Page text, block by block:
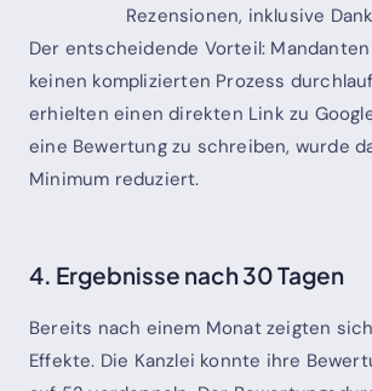
Rezensionen, inklusive
Der entscheidende Vorteil:
keinen komplizierten Prozess
erhielten einen direkten Link zu
eine Bewertung zu schreiben, wurde
Minimum reduziert.
4. Ergebnisse nach 30 Tagen
Bereits nach einem Monat zeigten
Effekte. Die Kanzlei konnte ihre